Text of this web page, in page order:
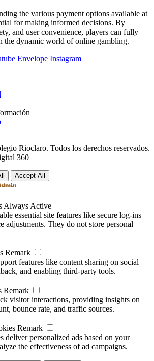
the various payment options available at
for making informed decisions. By
and user convenience, players can fully
the dynamic world of online gambling.
Envelope Instagram
Rioclaro. Todos los derechos reservados.
360
Accept All
Always Active
essential site features like secure log-ins
adjustments. They do not store personal
Remark
features like content sharing on social
and enabling third-party tools.
Remark
visitor interactions, providing insights on
bounce rate, and traffic sources.
Remark
deliver personalized ads based on your
the effectiveness of ad campaigns.